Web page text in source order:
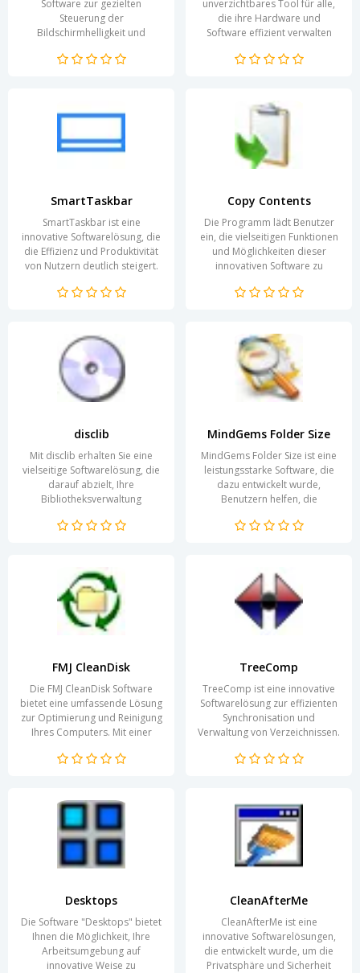
Software zur gezielten
Steuerung der
Bildschirmhelligkeit und
es Nutzern, ihre visuelle
unverzichtbares Tool für alle,
die ihre Hardware und
Software effizient verwalten
eine benutzerfreundliche...
SmartTaskbar
SmartTaskbar ist eine
innovative Softwarelösung, die
die Effizienz und Produktivität
von Nutzern deutlich steigert.
die Taskleiste...
Copy Contents
Die Programm lädt Benutzer
ein, die vielseitigen Funktionen
und Möglichkeiten dieser
innovativen Software zu
Fokus auf...
disclib
Mit disclib erhalten Sie eine
vielseitige Softwarelösung, die
darauf abzielt, Ihre
Bibliotheksverwaltung
ob Sie eine...
MindGems Folder Size
MindGems Folder Size ist eine
leistungsstarke Software, die
dazu entwickelt wurde,
Benutzern helfen, die
Festplatten effektiv zu...
FMJ CleanDisk
Die FMJ CleanDisk Software
bietet eine umfassende Lösung
zur Optimierung und Reinigung
Ihres Computers. Mit einer
Oberfläche und...
TreeComp
TreeComp ist eine innovative
Softwarelösung zur effizienten
Synchronisation und
Verwaltung von Verzeichnissen.
sowohl an...
Desktops
Die Software "Desktops" bietet
Ihnen die Möglichkeit, Ihre
Arbeitsumgebung auf
innovative Weise zu
CleanAfterMe
CleanAfterMe ist eine
innovative Softwarelösungen,
die entwickelt wurde, um die
Privatsphäre und Sicherheit